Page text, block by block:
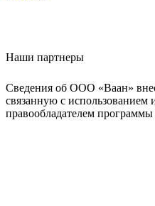
Наши партнеры
Сведения об ООО «Ваан»
связанную с
правообладателем